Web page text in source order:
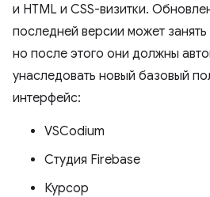
и HTML и CSS-визитки.
последней версии может
но после этого они должны
унаследовать новый базовый
интерфейс:
VSCodium
Студия Firebase
Курсор